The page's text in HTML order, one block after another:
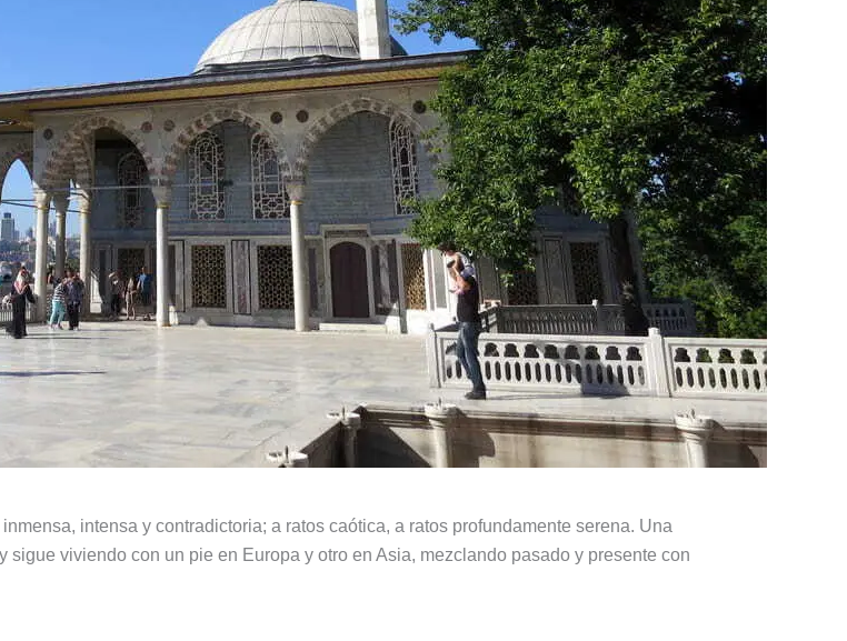
inmensa, intensa y contradictoria; a ratos caótica, a ratos profundamente serena. Una
viviendo con un pie en Europa y otro en Asia, mezclando pasado y presente con